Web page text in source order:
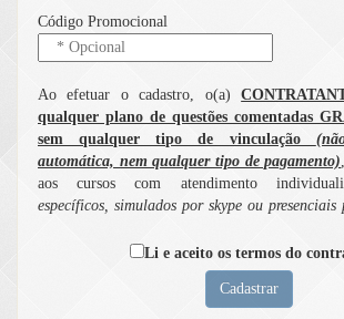
Código Promocional
Ao efetuar o cadastro, o(a)
qualquer plano de questões comentadas
sem qualquer tipo de vinculação
automática, nem qualquer tipo de pagamento)
aos cursos com atendimento
específicos, simulados por skype ou
serviço de elaboração personalizada de
cuja utilização dependem de
I. IMPORTANTE! ANTES DE USAR
Li e aceito os termos do